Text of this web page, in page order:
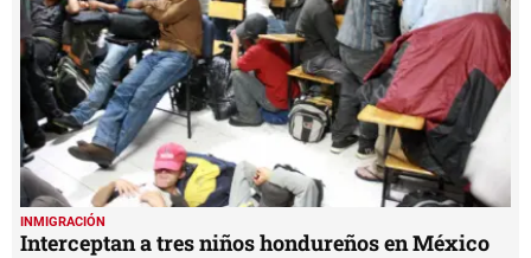
INMIGRACIÓN
Interceptan a tres niños hondureños en México